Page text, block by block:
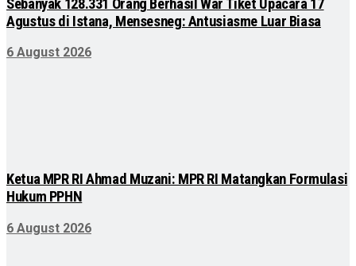
Sebanyak 128.331 Orang Berhasil War Tiket Upacara 17
Agustus di Istana, Mensesneg: Antusiasme Luar Biasa
6 August 2026
Ketua MPR RI Ahmad Muzani: MPR RI Matangkan Formulasi
Hukum PPHN
6 August 2026